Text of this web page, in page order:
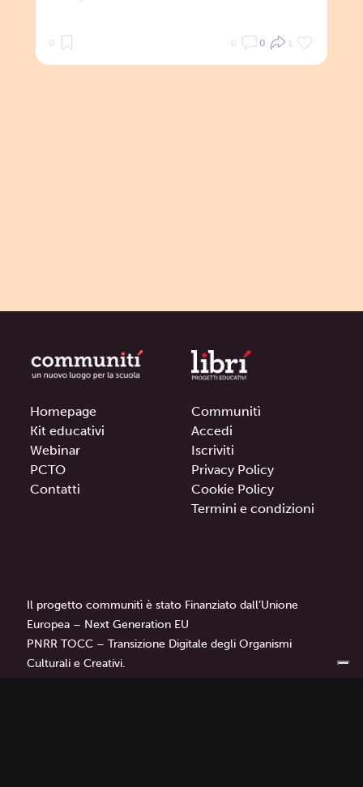
0 0 0 1
Homepage
Kit educativi
Webinar
PCTO
Contatti
Communitì
Accedi
Iscriviti
Privacy Policy
Cookie Policy
Termini e condizioni
Il progetto communitì è stato Finanziato dall’Unione
Europea – Next Generation EU
PNRR TOCC – Transizione Digitale degli Organismi
Culturali e Creativi.